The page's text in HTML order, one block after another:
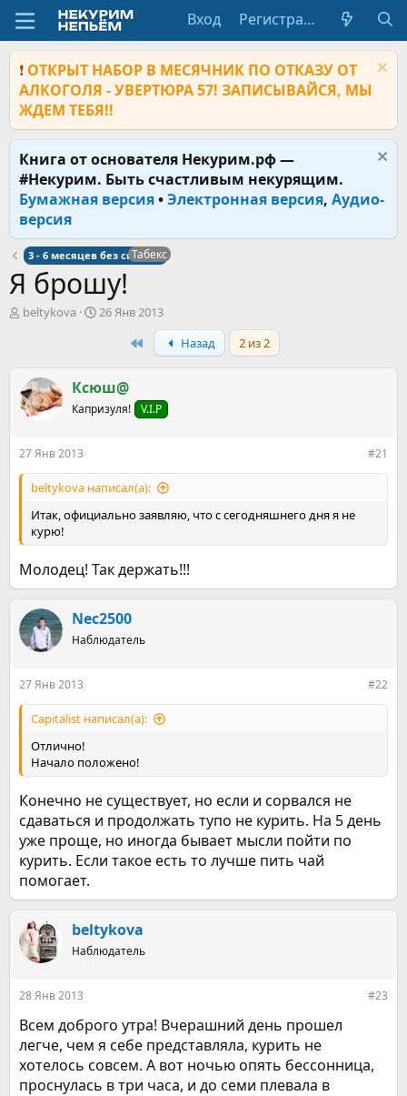
Вход Регистрация
❗ ОТКРЫТ НАБОР В МЕСЯЧНИК ПО ОТКАЗУ ОТ
АЛКОГОЛЯ - УВЕРТЮРА 57! ЗАПИСЫВАЙСЯ, МЫ
ЖДЕМ ТЕБЯ!!
Книга от основателя Некурим.рф —
#Некурим. Быть счастливым некурящим.
Бумажная версия•Электронная версия, Аудио-
версия
3 - 6 месяцев без сигарет
Табекс
Я брошу!
А
т
е
beltykova
Д
а
ч
26 Янв 2013
Назад 2 из 2
Ксюш@
Капризуля! V.I.P
27 Янв 2013 #21
beltykova написал(а):
Итак, официально заявляю, что с сегодняшнего дня я не
курю!
Молодец! Так держать!!!
Nec2500
Наблюдатель
27 Янв 2013 #22
Capitalist написал(а):
Отлично!
Начало положено!
Конечно не существует, но если и сорвался не
сдаваться и продолжать тупо не курить. На 5 день
уже проще, но иногда бывает мысли пойти по
курить. Если такое есть то лучше пить чай
помогает.
beltykova
Наблюдатель
28 Янв 2013 #23
Всем доброго утра! Вчерашний день прошел
легче, чем я себе представляла, курить не
хотелось совсем. А вот ночью опять бессонница,
проснулась в три часа, и до семи плевала в